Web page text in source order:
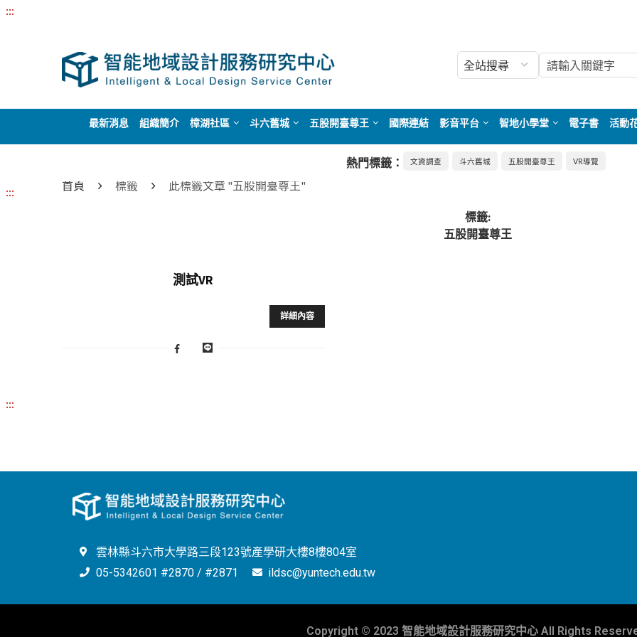
:::
最新消息 組織簡介 樟湖社區 斗六舊城 五股開臺尊王 國際連結 影音平台 智地小學堂 電子書 活動
熱門標籤： 文資調查 斗六舊城 五股開臺尊王 VR導覽
::: 首頁 標籤 此標籤文章 "五股開臺尊王"
標籤:
五股開臺尊王
測試VR
詳細內容
:::
雲林縣斗六市大學路三段123號產學研大樓8樓804室
05-5342601 #2870 / #2871
ildsc@yuntech.edu.tw
Copyright © 2023 智能地域設計服務研究中心 All Rights